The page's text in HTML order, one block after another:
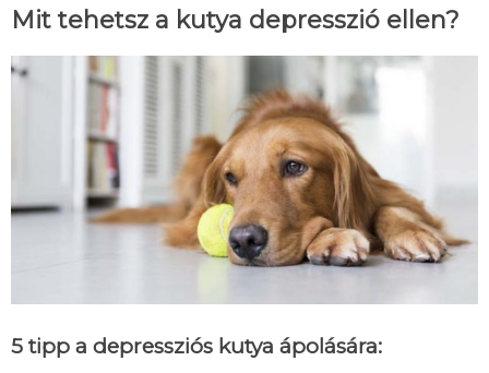
Mit tehetsz a kutya depresszió ellen?
5 tipp a depressziós kutya ápolására: